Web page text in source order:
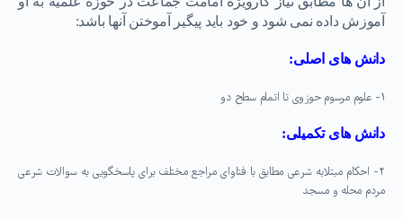
آموزش داده نمی شود و خود باید پیگیر آموختن آنها باشد:
دانش های اصلی:
۱- علوم مرسوم حوزوی تا اتمام سطح دو
دانش های تکمیلی:
۲- احکام مبتلابه شرعی مطابق با فتاوای مراجع مختلف برای پاسخگویی به سوالات شرعی
مردم محله و مسجد